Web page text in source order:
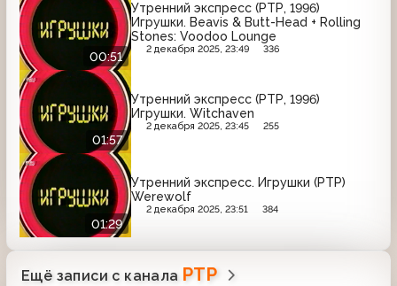
00:51
Утренний экспресс (РТР, 1996)
Игрушки. Beavis & Butt-Head + Rolling
Stones: Voodoo Lounge
2 декабря 2025, 23:49 336
01:57
Утренний экспресс (РТР, 1996)
Игрушки. Witchaven
2 декабря 2025, 23:45 255
01:29
Утренний экспресс. Игрушки (РТР)
Werewolf
2 декабря 2025, 23:51 384
Ещё записи с канала РТР